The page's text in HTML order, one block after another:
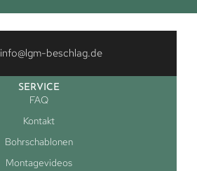
info@lgm-beschlag.de
SERVICE
FAQ
Kontakt
Bohrschablonen
Montagevideos